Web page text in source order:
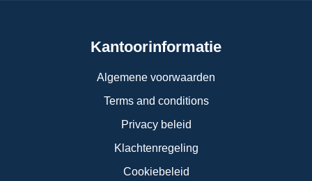
Kantoorinformatie
Algemene voorwaarden
Terms and conditions
Privacy beleid
Klachtenregeling
Cookiebeleid